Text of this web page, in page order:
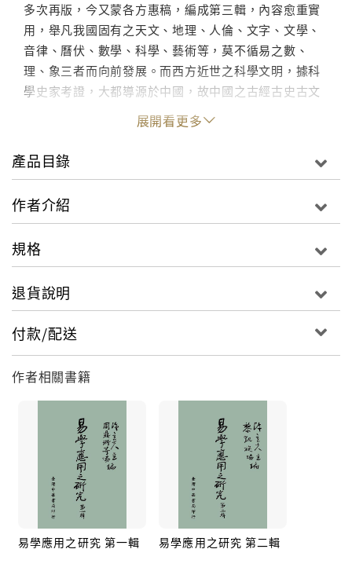
多次再版，今又蒙各方惠稿，編成第三輯，內容愈重實
用，舉凡我國固有之天文、地理、人倫、文字、文學、
音律、曆伏、數學、科學、藝術等，莫不循易之數、
理、象三者而向前發展。而西方近世之科學文明，據科
學史家考證，大都導源於中國，故中國之古經古史古文
化實應發揚光大之，不但為現代人所認識，更裨益文明
展開看更多
產品目錄
作者介紹
規格
退貨說明
付款/配送
作者相關書籍
易學應用之研究 第一輯 易學應用之研究 第二輯